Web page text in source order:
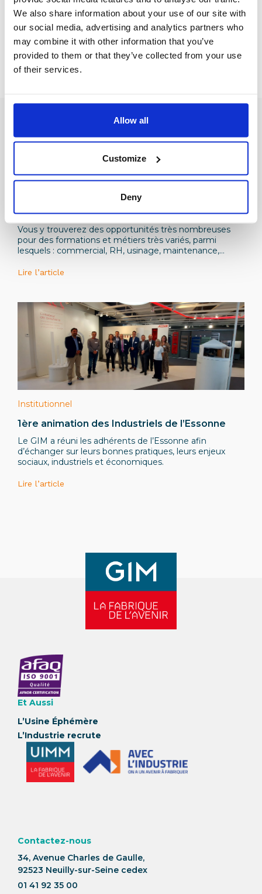
We also share information about your use of our site with
our social media, advertising and analytics partners who
may combine it with other information that you’ve
provided to them or that they’ve collected from your use
of their services.
Allow all
Customize
Deny
Catherine Emmanuel, Arthur GROUSSIER, Naomi
ROSAN et Héloïse ROCHE ont pu être accueillis par les
équipes de CATU, entreprise adhérente située à
Bagneux dans le 92.
Lire l’article
Institutionnel
Plus de 500 offres d’alternance dans
l’industrie de la branche Métallurgique en Île-
de-France sur le site L’Industrie Recrute !
Vous y trouverez des opportunités très nombreuses
pour des formations et métiers très variés, parmi
lesquels : commercial, RH, usinage, maintenance,
projets, etc.
Lire l’article
Institutionnel
1ère animation des Industriels de l’Essonne
Le GIM a réuni les adhérents de l’Essonne afin
d’échanger sur leurs bonnes pratiques, leurs enjeux
sociaux, industriels et économiques.
Lire l’article
Et Aussi
L’Usine Éphémère
L’Industrie recrute
Contactez-nous
34, Avenue Charles de Gaulle,
92523 Neuilly-sur-Seine cedex
01 41 92 35 00